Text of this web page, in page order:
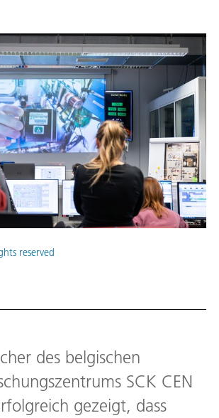
reserved
des belgischen
SCK CEN
gezeigt, dass